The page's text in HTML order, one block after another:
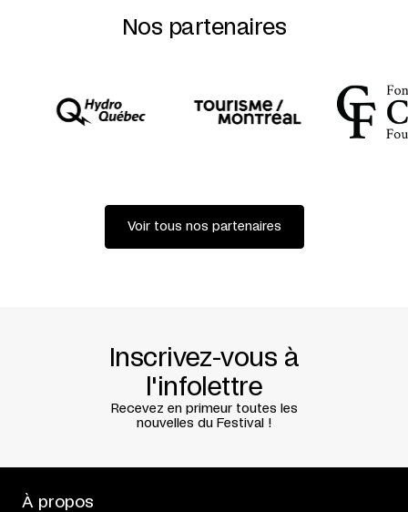
Nos partenaires
Voir tous nos partenaires
Inscrivez-vous à
l'infolettre
Recevez en primeur toutes les
nouvelles du Festival !
À propos